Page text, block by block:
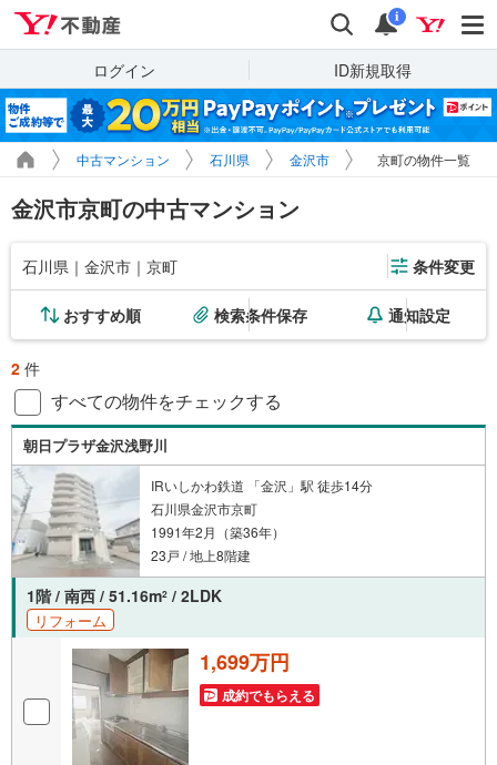
検索 通知
i
ログイン ID新規取得
中古マンション 石川県 金沢市 京町の物件一覧
金沢市京町の中古マンション
石川県｜金沢市｜京町 条件変更
おすすめ順 検索条件保存 通知設定
2 件
すべての物件をチェックする
朝日プラザ金沢浅野川
IRいしかわ鉄道 「金沢」駅 徒歩14分
石川県金沢市京町
1991年2月（築36年）
23戸 / 地上8階建
1階 / 南西 / 51.16m2 / 2LDK
リフォーム
1,699万円
成約でもらえる